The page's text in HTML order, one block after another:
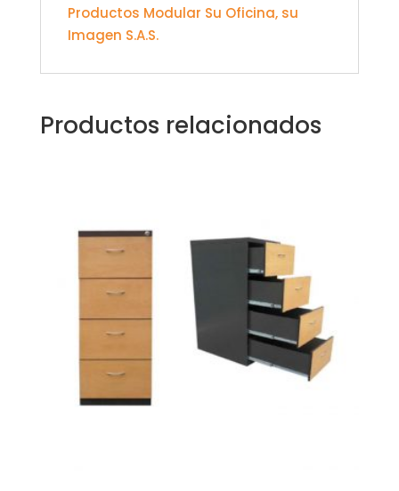
Productos Modular Su Oficina, su
Imagen S.A.S.
Productos relacionados